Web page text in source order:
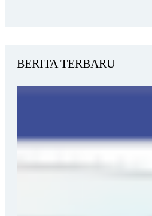
BERITA TERBARU